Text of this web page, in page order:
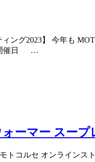
グ2023】 今年も
催日 …
ーマー スー
コルセ オンラインス